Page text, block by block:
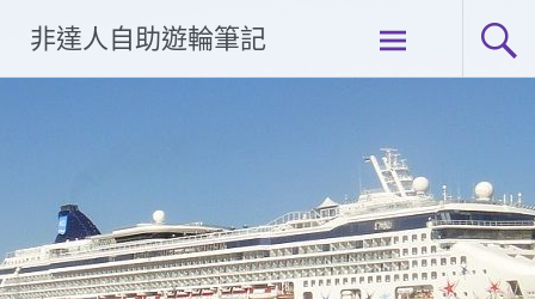
content
非達人自助遊輪筆記